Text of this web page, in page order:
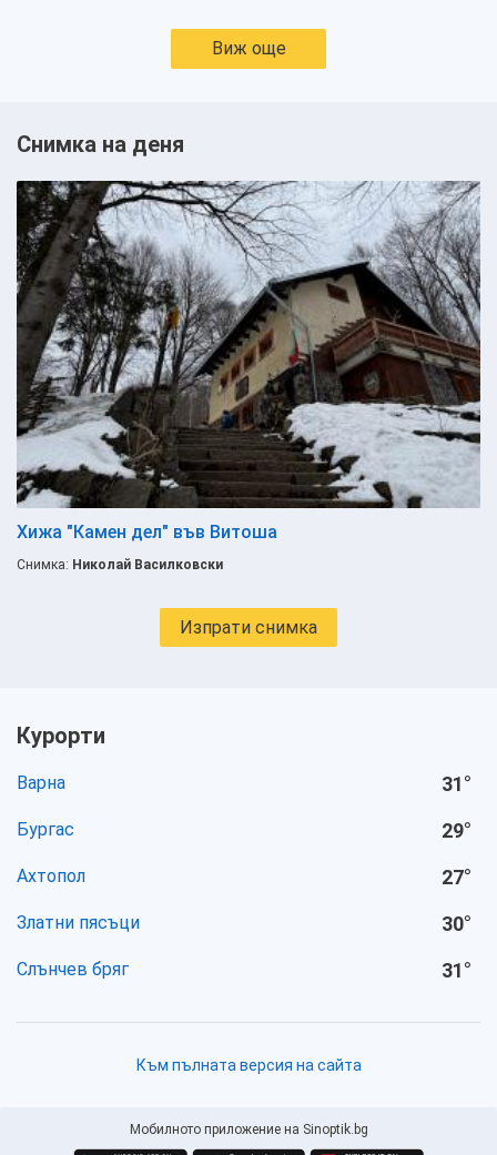
Виж още
Снимка на деня
Хижа "Камен дел" във Витоша
Снимка: Николай Василковски
Изпрати снимка
Курорти
Варна 31°
Бургас 29°
Ахтопол 27°
Златни пясъци 30°
Слънчев бряг 31°
Към пълната версия на сайта
Мобилното приложение на Sinoptik.bg